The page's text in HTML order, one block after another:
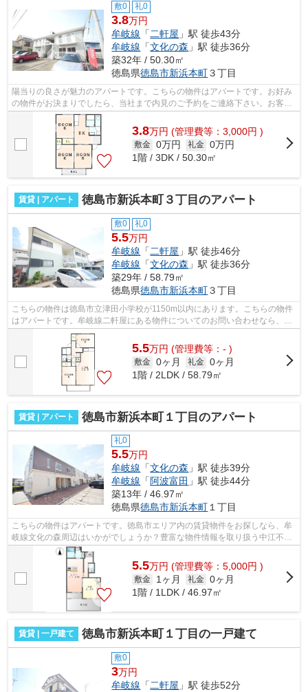
敷0 礼0
3.8万円
牟岐線 「 二軒屋 」駅 徒歩43分
牟岐線 「文化の森 」駅 徒歩36分
築32年 / 50.30㎡
徳島県徳島市新浜本町３丁目
陽当りの良さが魅力のアパートです。こちらの物件はアパートです。お好み
の物件がお決まりでしたら、当社まで内見のご予約をご連絡下さい。お客様
のお求めの物件を見つけるお手伝いを...
3.8万円 (管理費等：3,000円 )
敷金 0万円 礼金 0万円
1階 / 3DK / 50.30㎡
賃貸 | アパート 徳島市新浜本町３丁目のアパート
敷0 礼0
5.5万円
牟岐線 「 二軒屋 」駅 徒歩46分
牟岐線 「文化の森 」駅 徒歩36分
築29年 / 58.79㎡
徳島県徳島市新浜本町３丁目
こちらの物件は徳島市立津田小学校が1150m以内にあります。こちらの物件
はアパートです。牟岐線二軒屋にある物件についてのお問い合わせなら、メ
ールでもお待ちしております。中江不動...
5.5万円 (管理費等：- )
敷金 0ヶ月 礼金 0ヶ月
1階 / 2LDK / 58.79㎡
賃貸 | アパート 徳島市新浜本町１丁目のアパート
礼0
5.5万円
牟岐線 「文化の森 」駅 徒歩39分
牟岐線 「 阿波富田 」駅 徒歩44分
築13年 / 46.97㎡
徳島県徳島市新浜本町１丁目
こちらの物件はアパートです。徳島市エリア内の賃貸物件をお探しなら、牟
岐線文化の森周辺はいかがでしょうか？豊富な物件情報を取り扱う中江不動
産なら、ご希望に適した物件のご紹介...
5.5万円 (管理費等：5,000円 )
敷金 1ヶ月 礼金 0ヶ月
1階 / 1LDK / 46.97㎡
賃貸 | 一戸建て 徳島市新浜本町１丁目の一戸建て
敷0
3万円
牟岐線 「二軒屋 」駅 徒歩52分